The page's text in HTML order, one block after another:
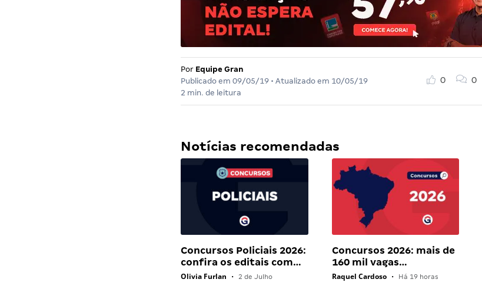
Por Equipe Gran
Publicado em 09/05/19• Atualizado em 10/05/19
2 min. de leitura
0 0
Notícias recomendadas
Concursos Policiais 2026:
confira os editais com…
Olivia Furlan • 2 de Julho
Concursos 2026: mais de
160 mil vagas…
Raquel Cardoso • Há 19 horas